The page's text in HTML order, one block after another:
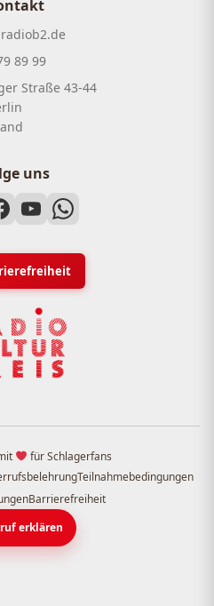
89 99
Straße 43-44
uns
für Schlagerfans
Teilnahmebedingungen
Barrierefreiheit
erklären